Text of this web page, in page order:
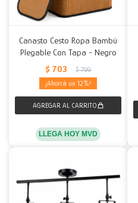
Canasto Cesto Ropa Bambú
Plegable Con Tapa - Negro
$ 703 $ 799
12
LLEGA HOY MVD